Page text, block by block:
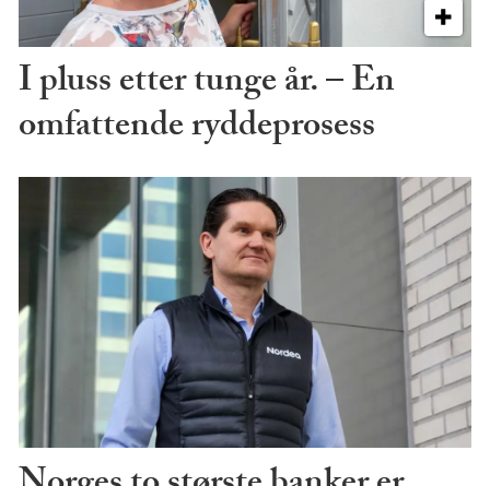
I pluss etter tunge år. – En
omfattende ryddeprosess